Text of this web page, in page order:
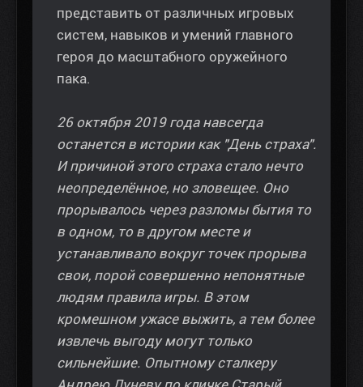
представить от различных игровых
систем, навыков и умений главного
героя до масштабного оружейного
пака.
26 октября 2019 года навсегда
останется в истории как "День страха".
И причиной этого страха стало нечто
неопределённое, но зловещее. Оно
прорывалось через разломы бытия то
в одном, то в другом месте и
устанавливало вокруг точек прорыва
свои, порой совершенно непонятные
людям правила игры. В этом
кромешном ужасе выжить, а тем более
извлечь выгоду могут только
сильнейшие. Опытному сталкеру